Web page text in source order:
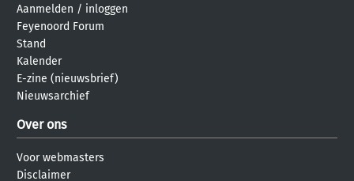
Aanmelden / inloggen
Feyenoord Forum
Stand
Kalender
E-zine (nieuwsbrief)
Nieuwsarchief
Over ons
Voor webmasters
Disclaimer